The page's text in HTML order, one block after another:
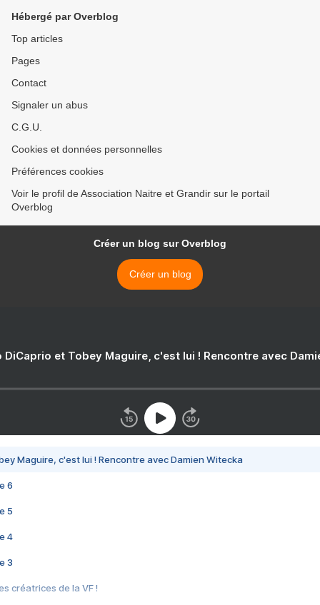
Hébergé par Overblog
Top articles
Pages
Contact
Signaler un abus
C.G.U.
Cookies et données personnelles
Préférences cookies
Voir le profil de Association Naitre et Grandir sur le portail
Overblog
Créer un blog sur Overblog
Créer un blog
DiCaprio et Tobey Maguire, c'est lui ! Rencontre avec
Maguire, c'est lui ! Rencontre avec Damien Witecka
6
5
4
3
créatrices de la VF !